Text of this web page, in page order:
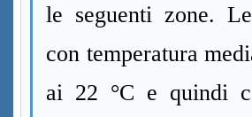
le seguenti zone.
con temperatura
ai 22 °C e quindi